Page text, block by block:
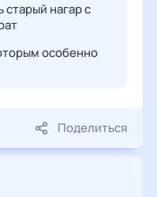
нагар с
особенно
Поделиться